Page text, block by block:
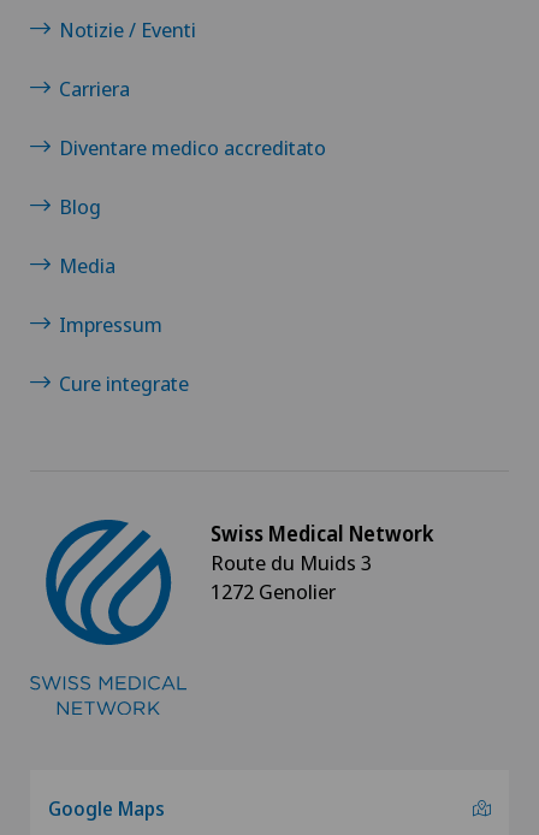
Notizie / Eventi
Carriera
Diventare medico accreditato
Blog
Media
Impressum
Cure integrate
Swiss Medical Network
Route du Muids 3
1272 Genolier
Google Maps